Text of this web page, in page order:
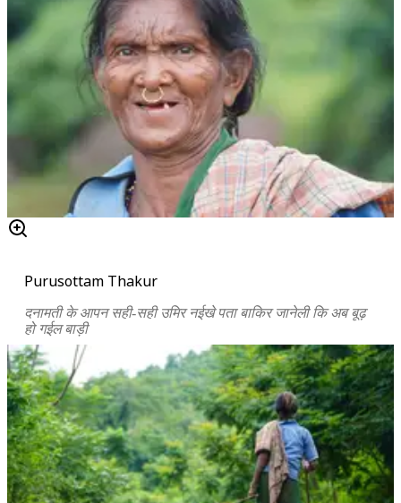
Purusottam Thakur
दनामती के आपन सही-सही उमिर नईखे पता बाकिर जानेली कि अब बूढ़
हो गईल बाड़ी